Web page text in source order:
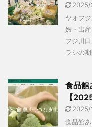
ヤオフ
娠・出
フジ川
ラシの
食品館
【
食品館